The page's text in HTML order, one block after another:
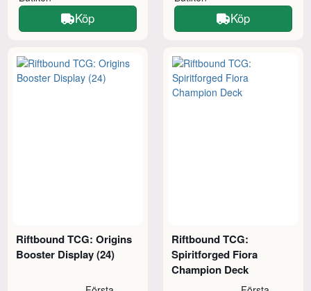
Köp Köp
Riftbound TCG: Origins
Booster Display (24)
Riftbound TCG:
Spiritforged Fiora
Champion Deck